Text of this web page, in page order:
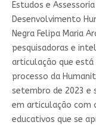
Estudos e
Desenvolvimento
Negra Felipa Maria
pesquisadoras e
articulação que está
processo da
setembro de 2023 e
em articulação com
educativos que se